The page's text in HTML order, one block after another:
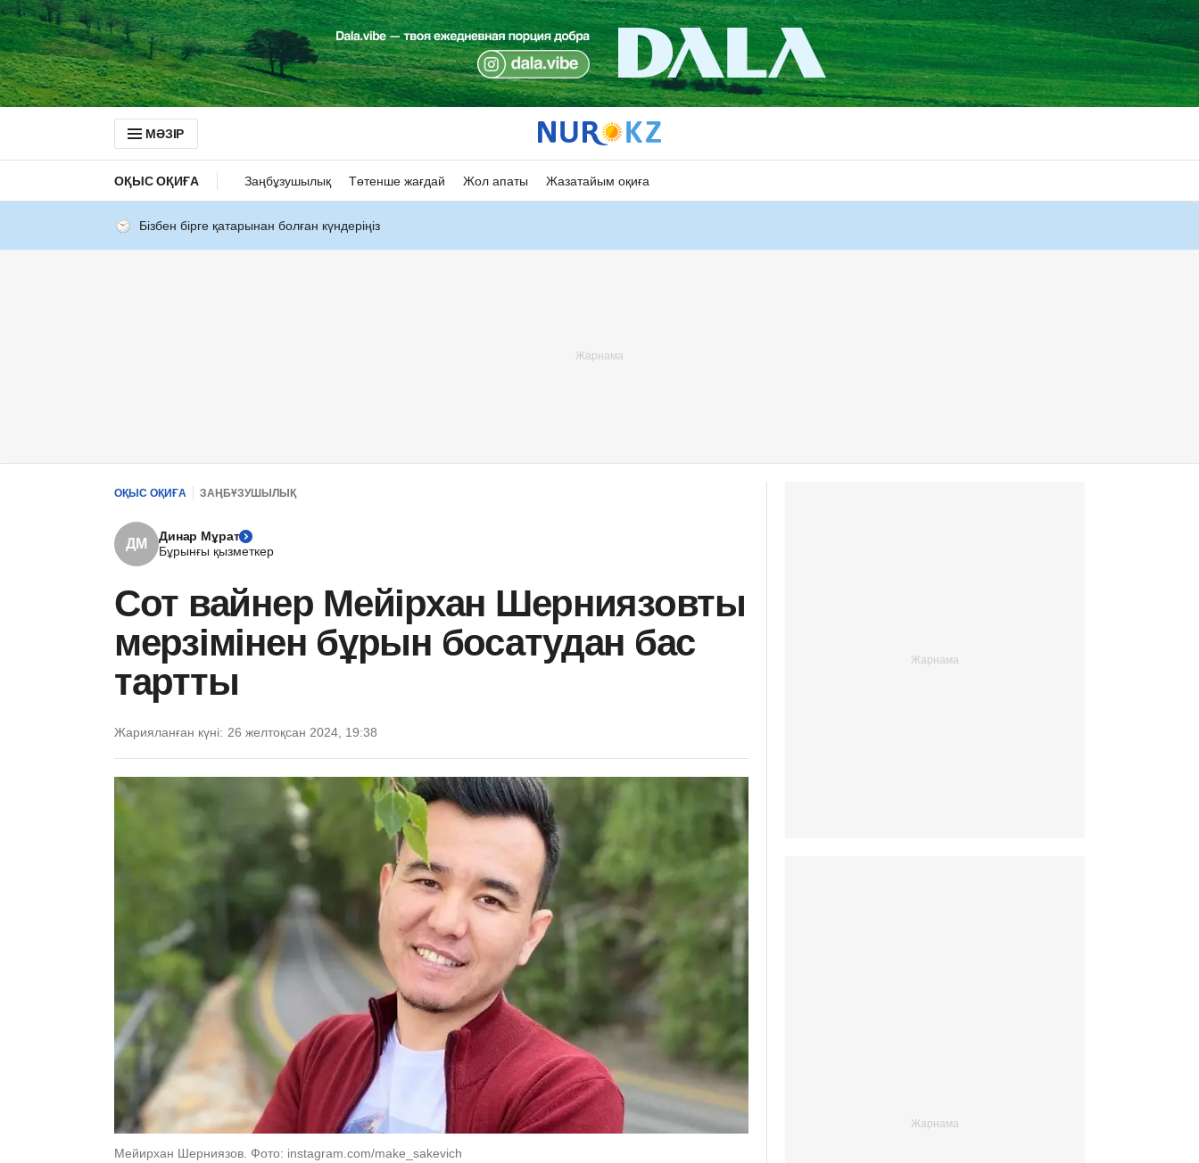
МӘЗІР
ОҚЫС ОҚИҒА Заңбұзушылық Төтенше жағдай Жол апаты Жазатайым оқиға
Бізбен бірге қатарынан болған күндеріңіз
ОҚЫС ОҚИҒА ЗАҢБҰЗУШЫЛЫҚ
ДМ
Динар Мұрат
Бұрынғы қызметкер
Сот вайнер Мейірхан Шерниязовты
мерзімінен бұрын босатудан бас
тартты
Жарияланған күні: 26 желтоқсан 2024, 19:38
Мейирхан Шерниязов. Фото: instagram.com/make_sakevich